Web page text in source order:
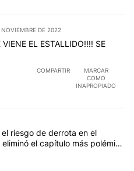
NOVIEMBRE DE 2022
EL ESTALLIDO!!!! SE
COMPARTIR
MARCAR
COMO
INAPROPIADO
con más comentarios en los
"Ley de Tierras: ante el
riesgo de derrota en el
el capítulo más polémico